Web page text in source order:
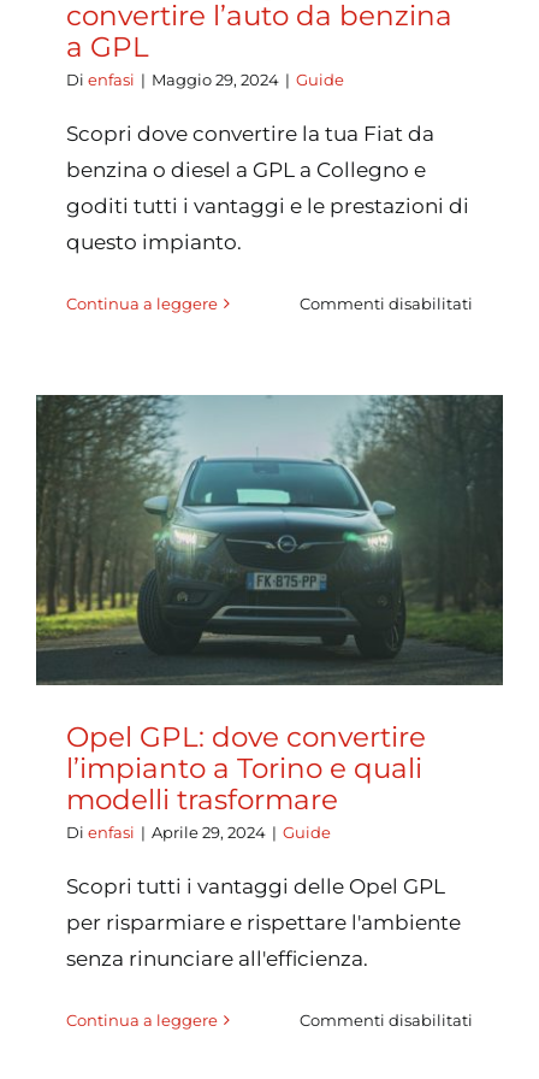
convertire l’auto da benzina
a GPL
Di enfasi | Maggio 29, 2024 | Guide
Scopri dove convertire la tua Fiat da
benzina o diesel a GPL a Collegno e
goditi tutti i vantaggi e le prestazioni di
questo impianto.
Continua a leggere Commenti disabilitati
come
Opel GPL: dove convertire
l’impianto a Torino e quali
modelli trasformare
Di enfasi | Aprile 29, 2024 | Guide
Scopri tutti i vantaggi delle Opel GPL
per risparmiare e rispettare l'ambiente
senza rinunciare all'efficienza.
Continua a leggere Commenti disabilitati